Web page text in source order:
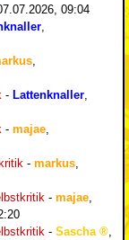
09:04
- Lattenknaller
- majae
- markus
- majae
- Sascha